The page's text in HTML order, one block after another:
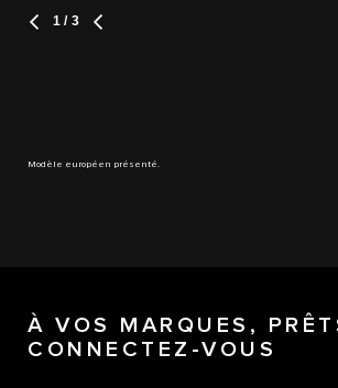
1 / 3
Modèle européen présenté.
À VOS MARQUES,
CONNECTEZ-VOUS